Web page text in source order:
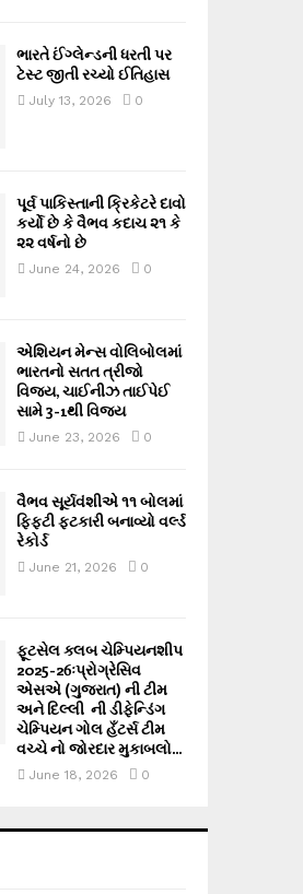
ભારતે ઈંગ્લેન્ડની ધરતી પર
ટેસ્ટ જીતી રચ્યો ઈતિહાસ
July 13, 2026 0
પૂર્વ પાકિસ્તાની ક્રિકેટરે દાવો
કર્યો છે કે વૈભવ કદાચ ૨૧ કે
૨૨ વર્ષનો છે
June 24, 2026 0
એશિયન મેન્સ વોલિબોલમાં
ભારતનો સતત ત્રીજો
વિજય, ચાઈનીઝ તાઈપેઈ
સામે 3-1થી વિજય
June 23, 2026 0
વૈભવ સૂર્યવંશીએ ૧૧ બોલમાં
ફિફ્ટી ફટકારી બનાવ્યો વર્લ્ડ
રેકોર્ડ
June 21, 2026 0
ફૂટસેલ ક્લબ ચેમ્પિયનશીપ
2025-26ઃપ્રોગ્રેસિવ
એસએ (ગુજરાત) ની ટીમ
અને દિલ્લી ની ડીફેન્ડિંગ
ચેમ્પિયન ગોલ હઁટર્સ ટીમ
વચ્ચે નો જોરદાર મુકાબલો...
June 18, 2026 0